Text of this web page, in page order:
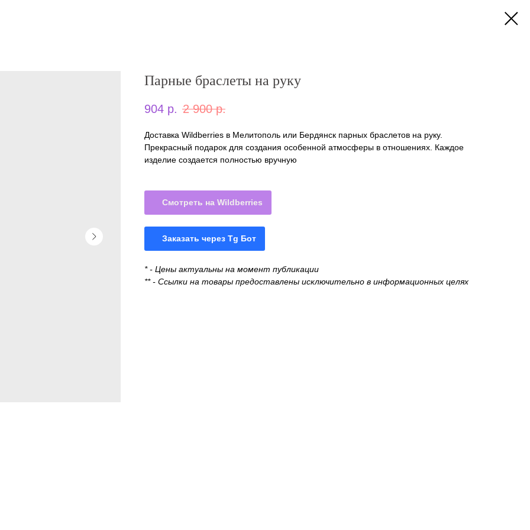
Парные браслеты на руку
904 р. 2 900 р.
Доставка Wildberries в Мелитополь или Бердянск парных браслетов на руку.
Прекрасный подарок для создания особенной атмосферы в отношениях. Каждое
изделие создается полностью вручную
Смотреть на Wildberries
Заказать через Tg Бот
* - Цены актуальны на момент публикации
** - Ссылки на товары предоставлены исключительно в информационных целях